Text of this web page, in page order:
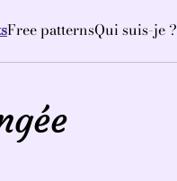
Free patternsQui suis-je ?